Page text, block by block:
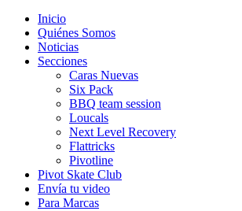
Inicio
Quiénes Somos
Noticias
Secciones
Caras Nuevas
Six Pack
BBQ team session
Loucals
Next Level Recovery
Flattricks
Pivotline
Pivot Skate Club
Envía tu video
Para Marcas